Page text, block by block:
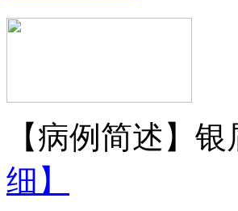
【病例简述】
细】